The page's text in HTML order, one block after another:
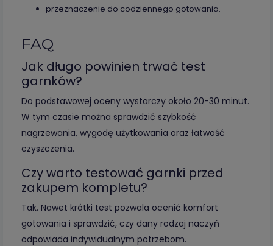
przeznaczenie do codziennego gotowania.
FAQ
Jak długo powinien trwać test
garnków?
Do podstawowej oceny wystarczy około 20-30 minut.
W tym czasie można sprawdzić szybkość
nagrzewania, wygodę użytkowania oraz łatwość
czyszczenia.
Czy warto testować garnki przed
zakupem kompletu?
Tak. Nawet krótki test pozwala ocenić komfort
gotowania i sprawdzić, czy dany rodzaj naczyń
odpowiada indywidualnym potrzebom.